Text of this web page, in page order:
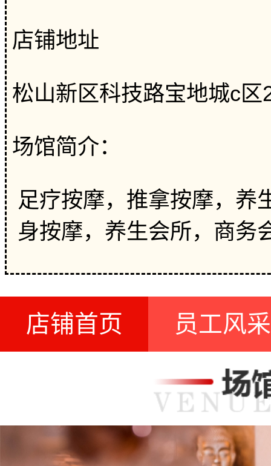
店铺地址
松山新区科技路宝地城c区
场馆简介：
足疗按摩，推拿按摩，养
身按摩，养生会所，商务
店铺首页 员工风采